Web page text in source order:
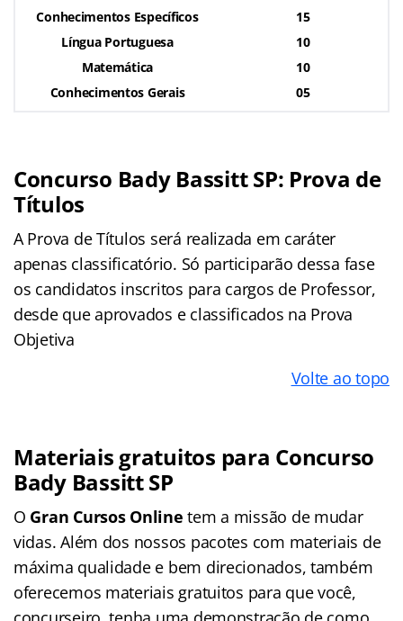
Conhecimentos Específicos
Língua Portuguesa
Matemática
Conhecimentos Gerais
15
10
10
05
Concurso Bady Bassitt SP: Prova de
Títulos
A Prova de Títulos será realizada em caráter
apenas classificatório. Só participarão dessa fase
os candidatos inscritos para cargos de Professor,
desde que aprovados e classificados na Prova
Objetiva
Volte ao topo
Materiais gratuitos para Concurso
Bady Bassitt SP
O Gran Cursos Onlinetem a missão de mudar
vidas. Além dos nossos pacotes com materiais de
máxima qualidade e bem direcionados, também
oferecemos materiais gratuitos para que você,